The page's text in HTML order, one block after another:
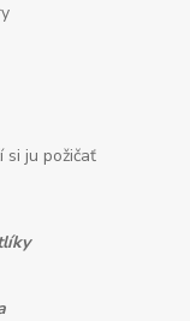
si ju požičať